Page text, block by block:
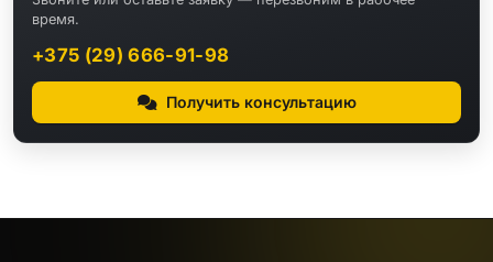
время.
+375 (29) 666-91-98
Получить консультацию